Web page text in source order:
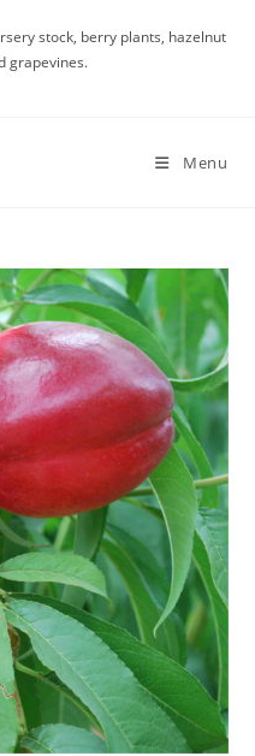
stock, berry plants, hazelnut
grapevines.
Menu